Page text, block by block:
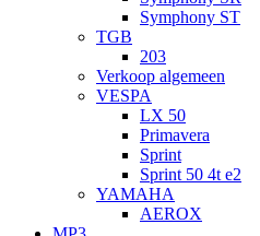
Symphony ST
TGB
203
Verkoop algemeen
VESPA
LX 50
Primavera
Sprint
Sprint 50 4t e2
YAMAHA
AEROX